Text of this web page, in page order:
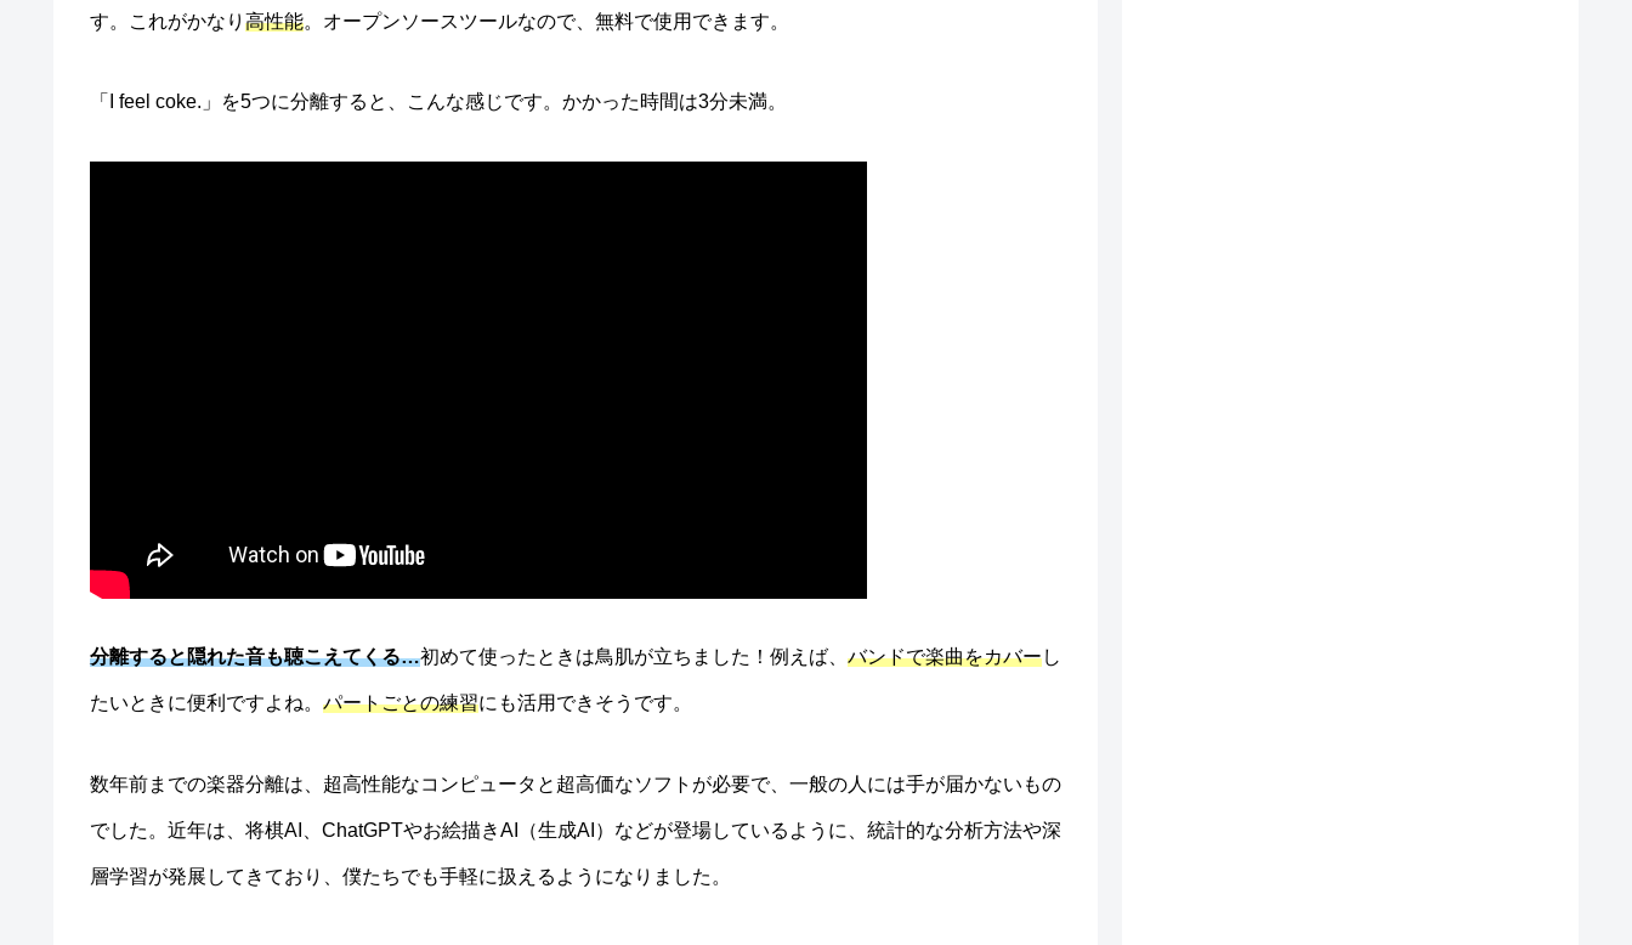
す。これがかなり 高性能。オープンソースツールなので、無料で使用できます。
「I feel coke.」を5つに分離すると、こんな感じです。かかった時間は3分未満。
分離すると隠れた音も聴こえてくる…初めて使ったときは鳥肌が立ちました！例えば、 バンドで楽曲をカバーし
たいときに便利ですよね。 パートごとの練習にも活用できそうです。
数年前までの楽器分離は、超高性能なコンピュータと超高価なソフトが必要で、一般の人には手が届かないもの
でした。近年は、将棋AI、ChatGPTやお絵描きAI（生成AI）などが登場しているように、統計的な分析方法や深
層学習が発展してきており、僕たちでも手軽に扱えるようになりました。